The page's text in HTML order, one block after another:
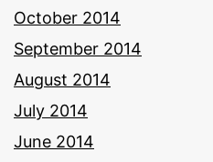
October 2014
September 2014
August 2014
July 2014
June 2014